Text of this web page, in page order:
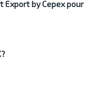
Export by Cepex pour